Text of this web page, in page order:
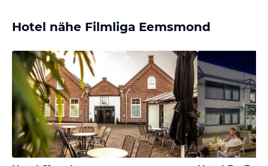
Hotel nähe Filmliga Eemsmond